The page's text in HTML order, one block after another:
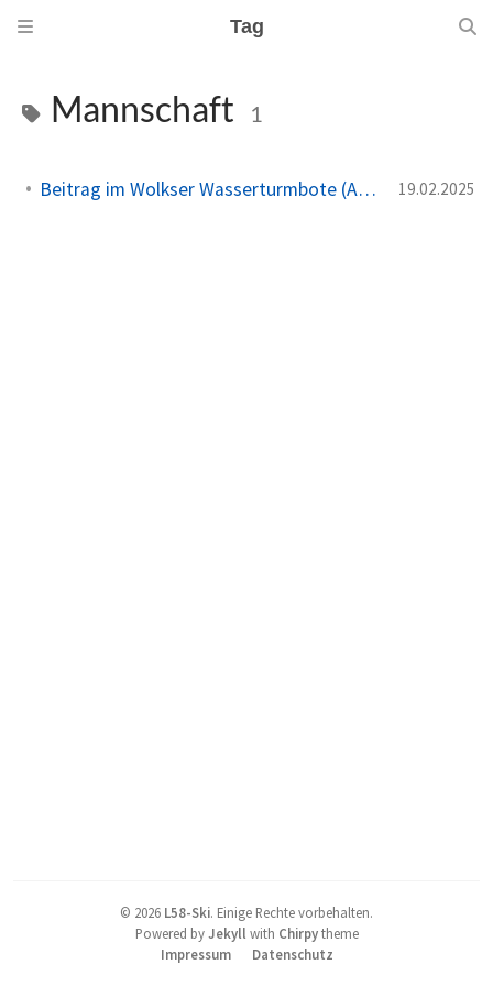
Tag
Mannschaft 1
Beitrag im Wolkser Wasserturmbote (Ausgabe 2025/03) 19.02.2025
© 2026 L58-Ski. Einige Rechte vorbehalten.
Powered byJekyll with Chirpytheme
Impressum
Datenschutz